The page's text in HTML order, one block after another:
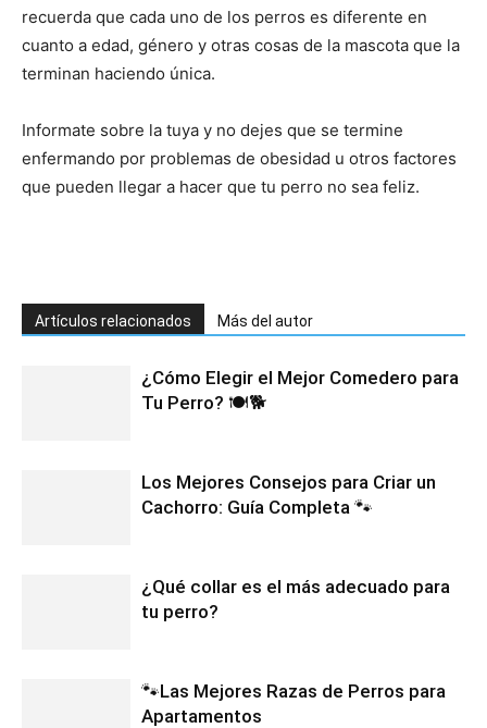
recuerda que cada uno de los perros es diferente en
cuanto a edad, género y otras cosas de la mascota que la
terminan haciendo única.
Informate sobre la tuya y no dejes que se termine
enfermando por problemas de obesidad u otros factores
que pueden llegar a hacer que tu perro no sea feliz.
Artículos relacionados Más del autor
¿Cómo Elegir el Mejor Comedero para
Tu Perro? 🍽️🐕
Los Mejores Consejos para Criar un
Cachorro: Guía Completa 🐾
¿Qué collar es el más adecuado para
tu perro?
🐾Las Mejores Razas de Perros para
Apartamentos